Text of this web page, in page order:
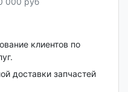
клиентов по
доставки запчастей